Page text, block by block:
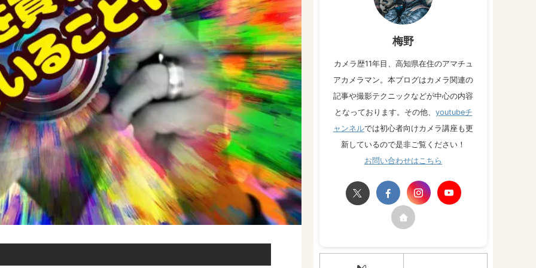
梅野
カメラ歴11年目、高知県在住のアマチュ
アカメラマン。本ブログはカメラ関連の
記事や撮影テクニックなどが中心の内容
となっております。その他、 youtubeチ
ャンネルでは初心者向けカメラ講座も更
新しているので是非ご覧ください！
お問い合わせはこちら